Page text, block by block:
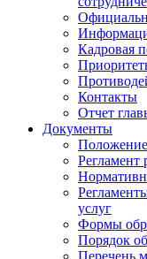
Кадровая
Контакты
Отчет
Документы
Регламент
услуг
Формы
Порядок